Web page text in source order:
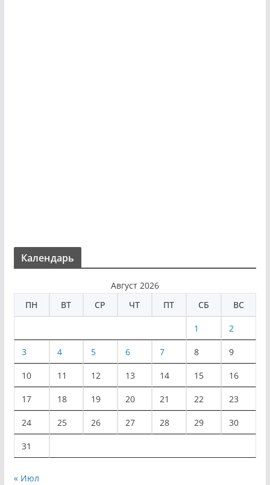
Календарь
Август 2026
ПН
ВТ СР ЧТ ПТ СБ ВС
1 2
3 4 5 6 7 8 9
10 11 12 13 14 15 16
17 18 19 20 21 22 23
24 25 26 27 28 29 30
31
« Июл